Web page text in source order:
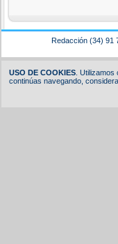
Redacción (34) 91
USO DE COOKIES. Utilizamos
continúas navegando,